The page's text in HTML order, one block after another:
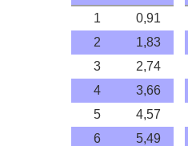
1
0,91
2
1,83
3
2,74
4
3,66
5
4,57
6
5,49